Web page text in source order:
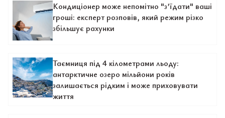
Кондиціонер може непомітно "з’їдати" ваші
гроші: експерт розповів, який режим різко
збільшує рахунки
Таємниця під 4 кілометрами льоду:
антарктичне озеро мільйони років
залишається рідким і може приховувати
життя